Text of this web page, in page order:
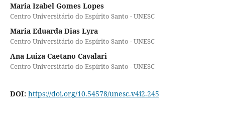
Maria Izabel Gomes Lopes
Centro Universitário do Espírito Santo - UNESC
Maria Eduarda Dias Lyra
Centro Universitário do Espírito Santo - UNESC
Ana Luiza Caetano Cavalari
Centro Universitário do Espírito Santo - UNESC
DOI: https://doi.org/10.54578/unesc.v4i2.245